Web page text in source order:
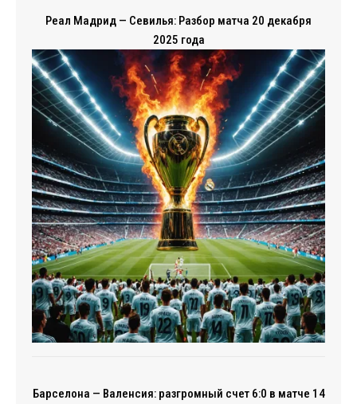
Реал Мадрид — Севилья: Разбор матча 20 декабря
2025 года
Барселона — Валенсия: разгромный счет 6:0 в матче 14